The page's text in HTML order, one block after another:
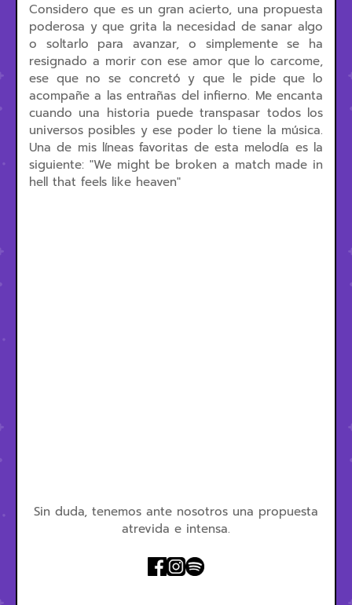
Considero que es un gran acierto, una propuesta
poderosa y que grita la necesidad de sanar algo
o soltarlo para avanzar, o simplemente se ha
resignado a morir con ese amor que lo carcome,
ese que no se concretó y que le pide que lo
acompañe a las entrañas del infierno. Me encanta
cuando una historia puede transpasar todos los
universos posibles y ese poder lo tiene la música.
Una de mis líneas favoritas de esta melodía es la
siguiente: "We might be broken a match made in
hell that feels like heaven"
Sin duda, tenemos ante nosotros una propuesta
atrevida e intensa.